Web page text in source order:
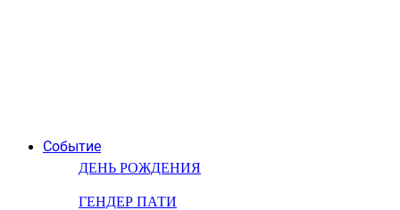
Событие
ДЕНЬ РОЖДЕНИЯ
ГЕНДЕР ПАТИ